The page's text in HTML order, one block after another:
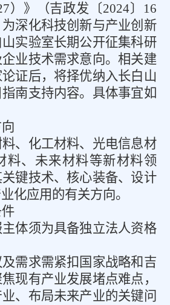
）》（吉政发〔2024〕 16
深化科技创新与产业创新
实验室长期公开征集科研
业技术需求意向。相关建
证后，将择优纳入长白山
南支持内容。具体事宜如
、化工材料、光电信息材
料、未来材料等新材料领
键技术、核心装备、设计
化应用的有关方向。
主体须为具备独立法人资格
及需求需紧扣国家战略和吉
现有产业发展堵点难点，
、布局未来产业的关键问